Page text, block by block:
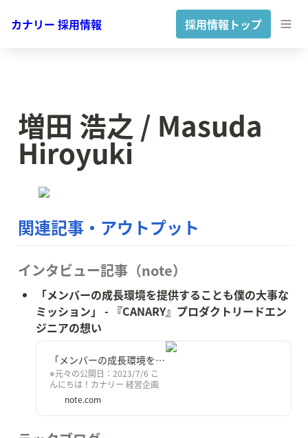
カナリー 採用情報 採用情報トップ
増田 浩之 / Masuda
Hiroyuki
関連記事・アウトプット
インタビュー記事（note）
「メンバーの成長環境を提供することも僕の大事な
ミッション」 - 『CANARY』プロダクトリードエン
ジニアの想い
「メンバーの成長環境を提供することも僕の大事なミッション」 - 『CANARY』プロダクトリードエンジニアの想い｜株式会社カナリー
※元々の公開日：2023/7/6 こ
んにちは！カナリー 経営企画
室 HR&amp;Culture統括 / 採用
責任者の眞砂です。 カナリー
は、【もっといい「当たり前」
note.com